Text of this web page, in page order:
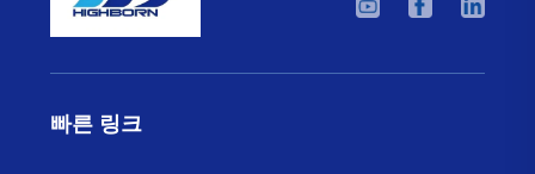
원적외선 유리세라믹 히팅 플레이트
적외선 복사가 강하며, 그 원적외선 파장은 2~15um로
빠른 링크